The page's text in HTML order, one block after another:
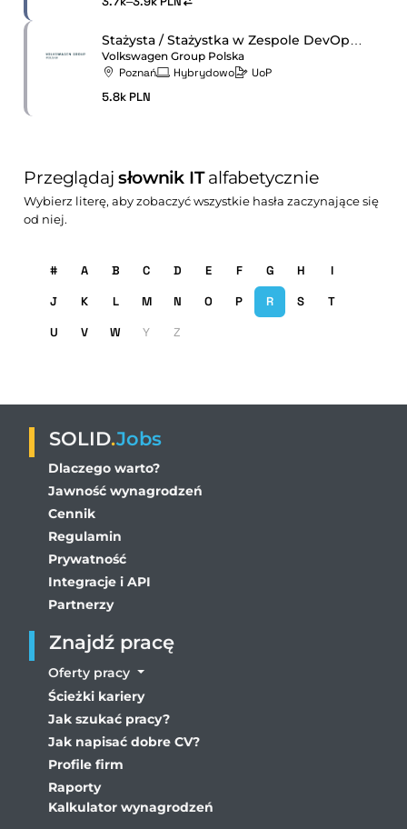
Volkswagen Group Polska
Poznań Hybrydowo UoP
5.8k PLN
Przeglądajsłownik ITalfabetycznie
Wybierz literę, aby zobaczyć wszystkie hasła zaczynające się
od niej.
# A B C D E F G H
I
J
K L M N O P R S
T
U
V W Y Z
SOLID.Jobs
Dlaczego warto?
Jawność wynagrodzeń
Cennik
Regulamin
Prywatność
Integracje i API
Partnerzy
Znajdź pracę
Oferty pracy
Ścieżki kariery
Jak szukać pracy?
Jak napisać dobre CV?
Profile firm
Raporty
Kalkulator wynagrodzeń